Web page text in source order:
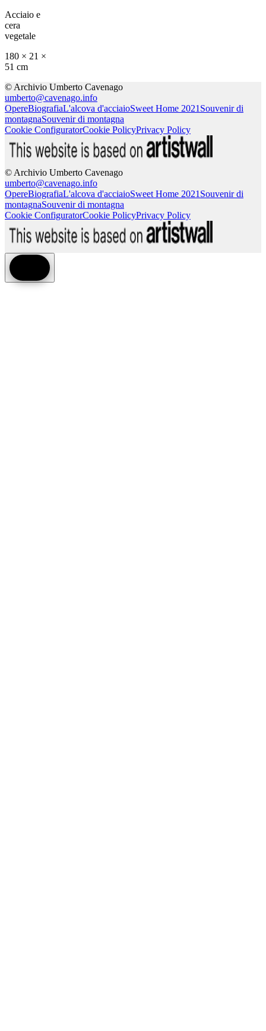
Acciaio e
cera
vegetale
180 × 21 ×
51 cm
© Archivio Umberto Cavenago
umberto@cavenago.info
OpereBiografiaL'alcova d'acciaioSweet Home 2021 Souvenir di
montagnaSouvenir di montagna
Cookie ConfiguratorCookie PolicyPrivacy Policy
© Archivio Umberto Cavenago
umberto@cavenago.info
OpereBiografiaL'alcova d'acciaioSweet Home 2021 Souvenir di
montagnaSouvenir di montagna
Cookie ConfiguratorCookie PolicyPrivacy Policy